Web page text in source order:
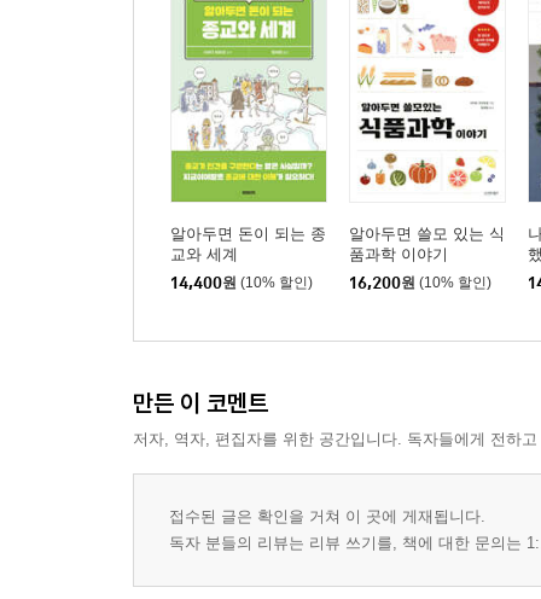
알아두면 돈이 되는 종
교와 세계
14,400원 (10% 할인)
알아두면 쓸모 있는 식
품과학 이야기
16,200원 (10% 할인)
만든 이 코멘트
저자, 역자, 편집자를 위한 공간입니다. 독자들에게 전하
접수된 글은 확인을 거쳐 이 곳에 게재됩니다.
독자 분들의 리뷰는 리뷰 쓰기를, 책에 대한 문의는